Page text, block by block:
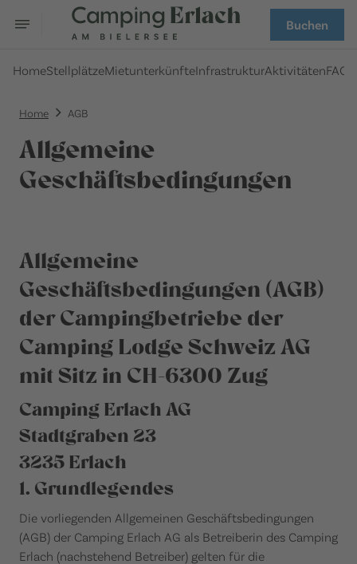
Buchen
HomeStellplätzeMietunterkünfteInfrastrukturAktivitätenFAQ
Home AGB
Allgemeine
Geschäftsbedingungen
Allgemeine
Geschäftsbedingungen (AGB)
der Campingbetriebe der
Camping Lodge Schweiz AG
mit Sitz in CH-6300 Zug
Camping Erlach AG
Stadtgraben 23
3235 Erlach
1. Grundlegendes
Die vorliegenden Allgemeinen Geschäftsbedingungen
(AGB) der Camping Erlach AG als Betreiberin des Camping
Erlach (nachstehend Betreiber) gelten für die